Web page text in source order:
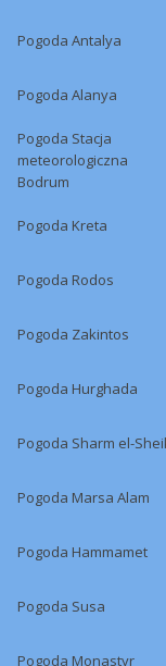
Pogoda Antalya
Pogoda Alanya
Pogoda Stacja
meteorologiczna
Bodrum
Pogoda Kreta
Pogoda Rodos
Pogoda Zakintos
Pogoda Hurghada
Pogoda Sharm el-
Pogoda Marsa Alam
Pogoda Hammamet
Pogoda Susa
Pogoda Monastyr